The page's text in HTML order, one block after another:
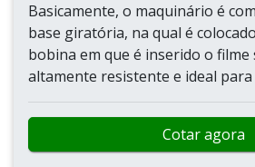
Basicamente, o maquinário é
base giratória, na qual é
bobina em que é inserido o
altamente resistente e ideal para
Cotar agora